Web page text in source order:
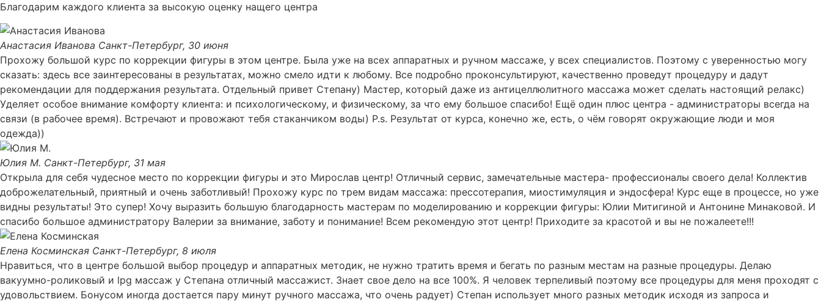
Благодарим каждого клиента за высокую оценку нащего центра
Анастасия Иванова Санкт-Петербург, 30 июня
Прохожу большой курс по коррекции фигуры в этом центре. Была уже на всех аппаратных и ручном массаже, у всех специалистов. Поэтому с уверенностью могу
сказать: здесь все заинтересованы в результатах, можно смело идти к любому. Все подробно проконсультируют, качественно проведут процедуру и дадут
рекомендации для поддержания результата. Отдельный привет Степану) Мастер, который даже из антицеллюлитного массажа может сделать настоящий релакс)
Уделяет особое внимание комфорту клиента: и психологическому, и физическому, за что ему большое спасибо! Ещё один плюс центра - администраторы всегда на
связи (в рабочее время). Встречают и провожают тебя стаканчиком воды) P.s. Результат от курса, конечно же, есть, о чём говорят окружающие люди и моя
одежда))
Юлия М. Санкт-Петербург, 31 мая
Открыла для себя чудесное место по коррекции фигуры и это Мирослав центр! Отличный сервис, замечательные мастера- профессионалы своего дела! Коллектив
доброжелательный, приятный и очень заботливый! Прохожу курс по трем видам массажа: прессотерапия, миостимуляция и эндосфера! Курс еще в процессе, но уже
видны результаты! Это супер! Хочу выразить большую благодарность мастерам по моделированию и коррекции фигуры: Юлии Митигиной и Антонине Минаковой. И
спасибо большое администратору Валерии за внимание, заботу и понимание! Всем рекомендую этот центр! Приходите за красотой и вы не пожалеете!!!
Елена Косминская Санкт-Петербург, 8 июля
Нравиться, что в центре большой выбор процедур и аппаратных методик, не нужно тратить время и бегать по разным местам на разные процедуры. Делаю
вакуумно-роликовый и lpg массаж у Степана отличный массажист. Знает свое дело на все 100%. Я человек терпеливый поэтому все процедуры для меня проходят с
удовольствием. Бонусом иногда достается пару минут ручного массажа, что очень радует) Степан использует много разных методик исходя из запроса и